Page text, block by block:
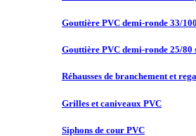
Gouttière PVC demi-ronde 33/
Gouttière PVC demi-ronde 25/80
Réhausses de branchement et
Grilles et caniveaux PVC
Siphons de cour PVC